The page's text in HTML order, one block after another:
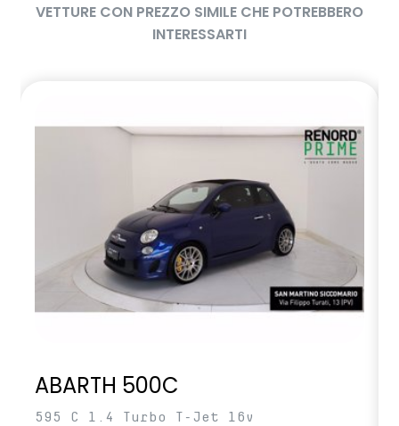
VETTURE CON PREZZO SIMILE CHE POTREBBERO
INTERESSARTI
ABARTH 500C
595 C 1.4 Turbo T-Jet 16v